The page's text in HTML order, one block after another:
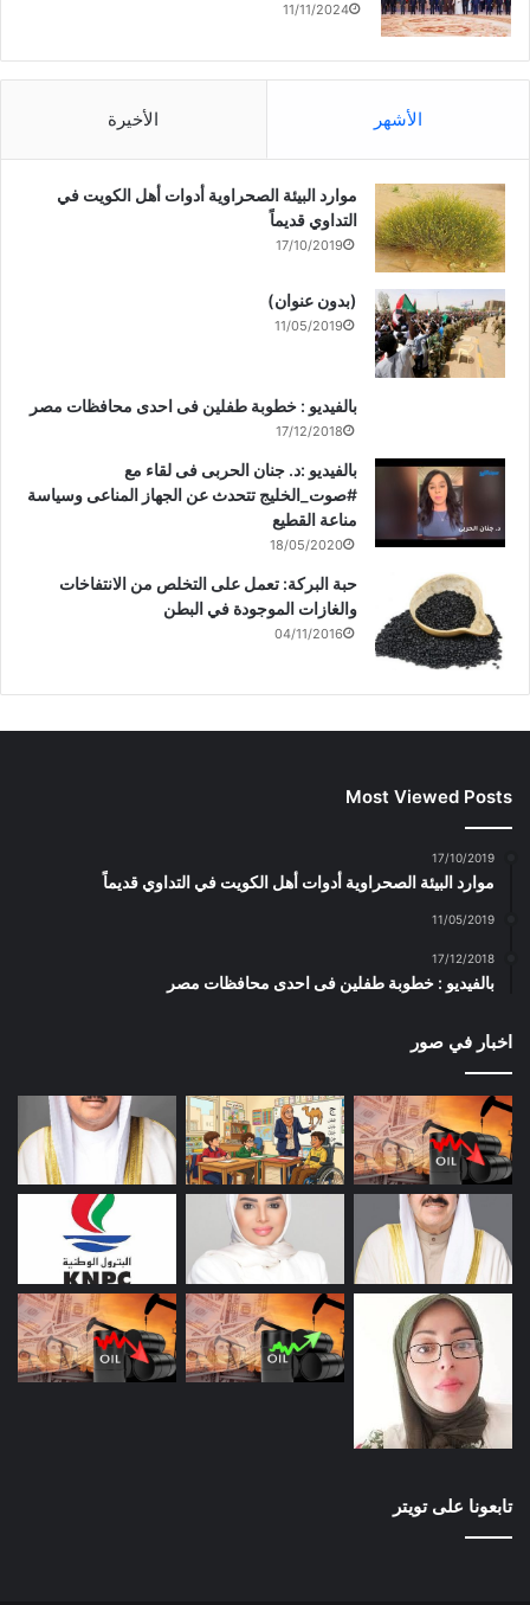
11/11/2024
الأشهر الأخيرة
موارد البيئة الصحراوية أدوات أهل الكويت في
التداوي قديماً
17/10/2019
(بدون عنوان)
11/05/2019
بالفيديو : خطوبة طفلين فى احدى محافظات مصر
17/12/2018
بالفيديو :د. جنان الحربى فى لقاء مع
#صوت_الخليج تتحدث عن الجهاز المناعى وسياسة
مناعة القطيع
18/05/2020
حبة البركة: تعمل على التخلص من الانتفاخات
والغازات الموجودة في البطن
04/11/2016
Most Viewed Posts
17/10/2019
موارد البيئة الصحراوية أدوات أهل الكويت في التداوي قديماً
11/05/2019
17/12/2018
بالفيديو : خطوبة طفلين فى احدى محافظات مصر
اخبار في صور
تابعونا على تويتر